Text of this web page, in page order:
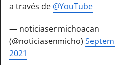
a través de @YouTube
— noticiasenmichoacan
(@noticiasenmicho)
2021